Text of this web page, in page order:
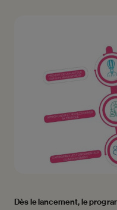
Dès le lancement, le